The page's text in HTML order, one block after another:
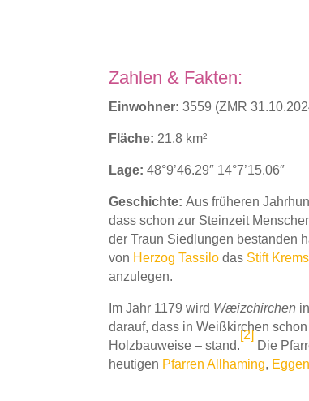
Zahlen & Fakten:
Einwohner:3559 (ZMR
Fläche: 21,8 km²
Lage:48°9’46.29″ 14°7’15.06″
Geschichte:Aus früheren
dass schon zur Steinzeit
der Traun Siedlungen bestanden
von Herzog Tassilo das Stift
anzulegen.
Im Jahr 1179 wird Wæizchirchen
darauf, dass in Weißkirchen
Holzbauweise – stand.
[2]
Die
heutigen Pfarren Allhaming,